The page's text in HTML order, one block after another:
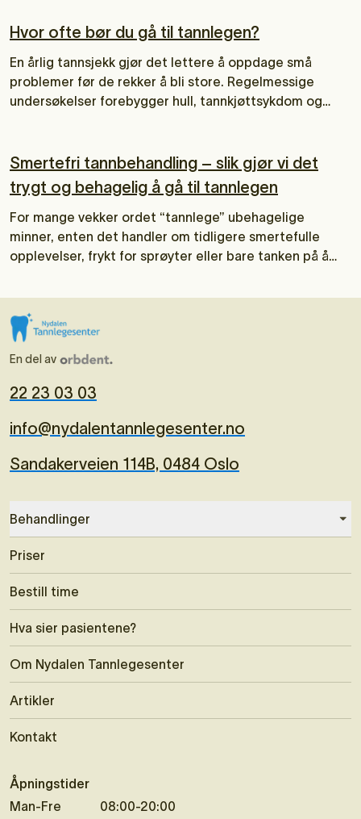
forklaring på hva emalje er, hva som skader den, og hva
Hvor ofte bør du gå til tannlegen?
En årlig tannsjekk gjør det lettere å oppdage små
problemer før de rekker å bli store. Regelmessige
undersøkelser forebygger hull, tannkjøttsykdom og
Smertefri tannbehandling – slik gjør vi det
trygt og behagelig å gå til tannlegen
For mange vekker ordet “tannlege” ubehagelige
minner, enten det handler om tidligere smertefulle
opplevelser, frykt for sprøyter eller bare tanken på å
En del av
22 23 03 03
info@nydalentannlegesenter.no
Sandakerveien 114B, 0484 Oslo
Behandlinger
Priser
Bestill time
Hva sier pasientene?
Om Nydalen Tannlegesenter
Artikler
Kontakt
Åpningstider
Man-Fre
08:00-20:00